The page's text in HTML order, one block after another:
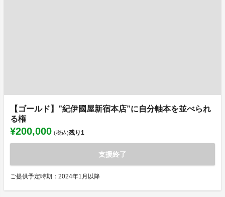
【ゴールド】”紀伊國屋新宿本店”に自分軸本を並べられ
る権
¥200,000 (税込)残り1
支援終了
ご提供予定時期：2024年1月以降